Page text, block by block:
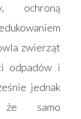
ochroną
zwierząt
odpadów i
jednak
że samo